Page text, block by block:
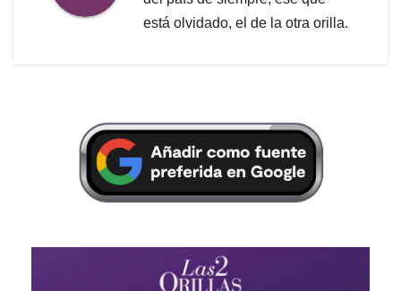
está olvidado, el de la otra orilla.